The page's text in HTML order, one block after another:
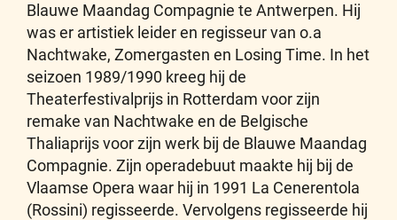
Blauwe Maandag Compagnie te Antwerpen. Hij
was er artistiek leider en regisseur van o.a
Nachtwake, Zomergasten en Losing Time. In het
seizoen 1989/1990 kreeg hij de
Theaterfestivalprijs in Rotterdam voor zijn
remake van Nachtwake en de Belgische
Thaliaprijs voor zijn werk bij de Blauwe Maandag
Compagnie. Zijn operadebuut maakte hij bij de
Vlaamse Opera waar hij in 1991 La Cenerentola
(Rossini) regisseerde. Vervolgens regisseerde hij